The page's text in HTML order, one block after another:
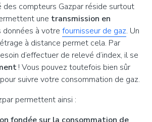
des compteurs Gazpar réside surtout
une transmission en
données à votre fournisseur de gaz. Un
à distance permet cela. Par
d’effectuer de relevé d’index, il se
! Vous pouvez toutefois bien sûr
suivre votre consommation de gaz.
permettent ainsi :